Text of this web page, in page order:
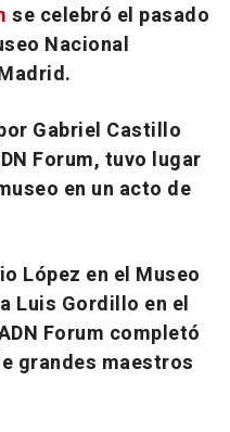
se celebró el pasado
Nacional
Gabriel Castillo
Forum, tuvo lugar
en un acto de
López en el Museo
Luis Gordillo en el
Forum completó
grandes maestros